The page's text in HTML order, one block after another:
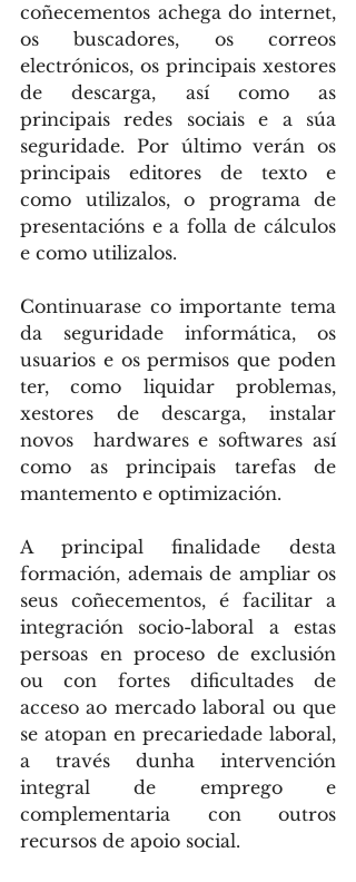
coñecementos achega do internet,
os buscadores, os correos
electrónicos, os principais xestores
de descarga, así como as
principais redes sociais e a súa
seguridade. Por último verán os
principais editores de texto e
como utilizalos, o programa de
presentacións e a folla de cálculos
e como utilizalos.
Continuarase co importante tema
da seguridade informática, os
usuarios e os permisos que poden
ter, como liquidar problemas,
xestores de descarga, instalar
novos  hardwares e softwares así
como as principais tarefas de
mantemento e optimización.
A principal finalidade desta
formación, ademais de ampliar os
seus coñecementos, é facilitar a
integración socio-laboral a estas
persoas en proceso de exclusión
ou con fortes dificultades de
acceso ao mercado laboral ou que
se atopan en precariedade laboral,
a través dunha intervención
integral de emprego e
complementaria con outros
recursos de apoio social.